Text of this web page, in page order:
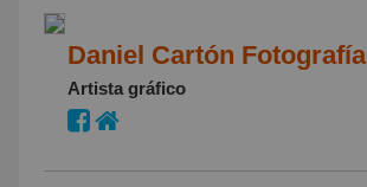
Daniel Cartón Fotografía
Artista gráfico